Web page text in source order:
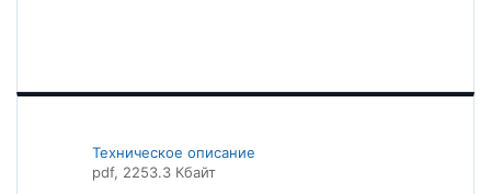
Техническое описание
pdf, 2253.3 Кбайт